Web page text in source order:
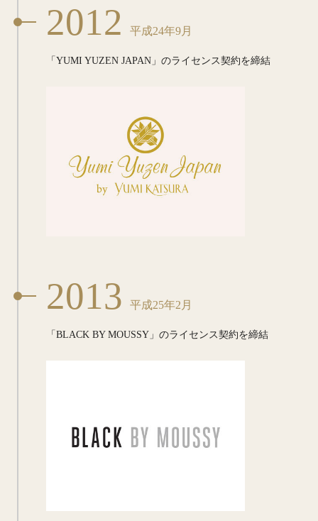
2012 平成24年9月
「YUMI YUZEN JAPAN」のライセンス契約を締結
2013 平成25年2月
「BLACK BY MOUSSY」のライセンス契約を締結